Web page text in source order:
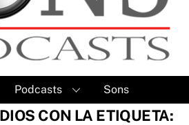
Podcasts Sons
CON LA ETIQUETA: